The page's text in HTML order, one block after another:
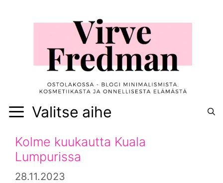
Valitse aihe
Kolme kuukautta Kuala
Lumpurissa
28.11.2023